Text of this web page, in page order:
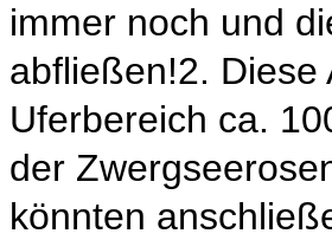
immer noch und
abfließen!2. Diese
Uferbereich ca.
der
könnten